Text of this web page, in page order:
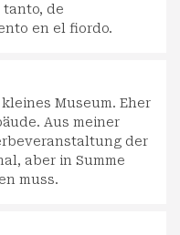
tanto, de
en el fiordo.
Museum. Eher
Aus meiner
der
aber in Summe
muss.